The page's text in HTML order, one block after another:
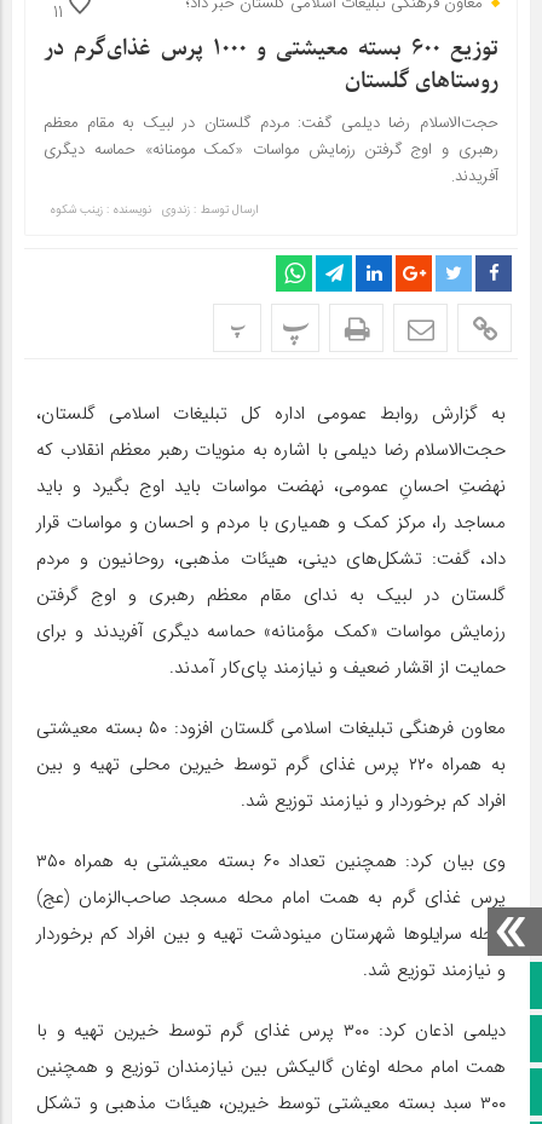
صفحه نخست
کانال سروش
کانال ایتا
11
توزیع ۶۰۰ بسته معیشتی و ۱۰۰۰ پرس غذای‌گرم در
روستاهای گلستان
حجت‌الاسلام رضا دیلمی گفت: مردم گلستان در لبیک‌ به مقام معظم
رهبری و اوج گرفتن رزمایش مواسات «کمک مومنانه» حماسه دیگری
آفریدند.
ارسال توسط : زندوی نویسنده : زینب شکوه
پ پ
به گزارش روابط عمومی اداره کل تبلیغات اسلامی گلستان،
حجت‌الاسلام رضا دیلمی با اشاره به منویات رهبر معظم انقلاب که
نهضتِ احسانِ عمومی، نهضت مواسات باید اوج بگیرد و باید
مساجد را، مرکز کمک و همیاری با مردم و احسان و مواسات قرار
داد، گفت: تشکل‌های دینی، هیئات مذهبی، روحانیون و مردم
گلستان در لبیک به ندای مقام معظم رهبری و اوج گرفتن
رزمایش مواسات «کمک مؤمنانه» حماسه دیگری آفریدند و برای
حمایت از اقشار ضعیف و نیازمند پای‌کار آمدند.
معاون فرهنگی تبلیغات اسلامی گلستان افزود: ۵۰ بسته معیشتی
به همراه ۲۲۰ پرس غذای گرم توسط خیرین محلی تهیه و بین
افراد کم برخوردار و نیازمند توزیع شد.
وی بیان کرد: همچنین تعداد ۶۰ بسته معیشتی به همراه ۳۵۰
پرس غذای گرم به همت امام محله مسجد صاحب‌الزمان (عج)
محله سرایلوها شهرستان مینودشت تهیه و بین افراد کم برخوردار
و نیازمند توزیع شد.
دیلمی اذعان کرد: ۳۰۰ پرس غذای گرم توسط خیرین تهیه و با
همت امام محله اوغان گالیکش بین نیازمندان توزیع و همچنین
۳۰۰ سبد بسته معیشتی توسط خیرین، هیئات مذهبی و تشکل